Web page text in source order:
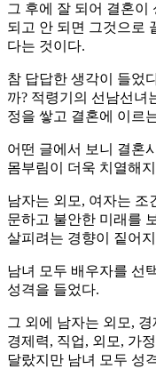
그 후에 잘 되어 결혼이
되고 안 되면 그것으로
다는 것이다.
참 답답한 생각이 들었
까? 적령기의 선남선녀
정을 쌓고 결혼에 이르
어떤 글에서 보니 결혼
몸부림이 더욱 치열해
남자는 외모, 여자는 조
문하고 불안한 미래를
살피려는 경향이 짙어
남녀 모두 배우자를 선
성격을 들었다.
그 외에 남자는 외모,
경제력, 직업, 외모, 가
달랐지만 남녀 모두 성